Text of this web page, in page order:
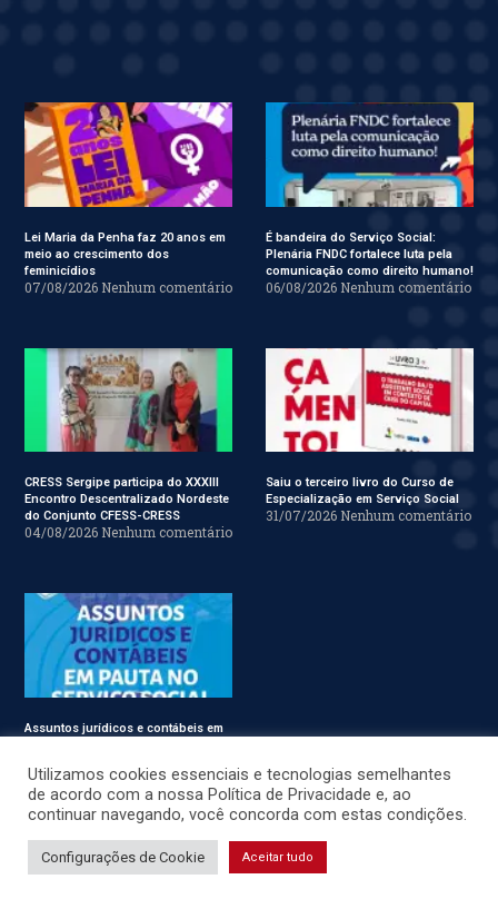
Lei Maria da Penha faz 20 anos em
meio ao crescimento dos
feminicídios
07/08/2026 Nenhum comentário
É bandeira do Serviço Social:
Plenária FNDC fortalece luta pela
comunicação como direito humano!
06/08/2026 Nenhum comentário
CRESS Sergipe participa do XXXIII
Encontro Descentralizado Nordeste
do Conjunto CFESS-CRESS
04/08/2026 Nenhum comentário
Saiu o terceiro livro do Curso de
Especialização em Serviço Social
31/07/2026 Nenhum comentário
Assuntos jurídicos e contábeis em
© CRESS-SE 2022. Todos os Direitos Reservados.
Desenvolvido porJSWEBMIDIA
Utilizamos cookies essenciais e tecnologias semelhantes
de acordo com a nossa Política de Privacidade e, ao
continuar navegando, você concorda com estas condições.
Configurações de Cookie Aceitar tudo